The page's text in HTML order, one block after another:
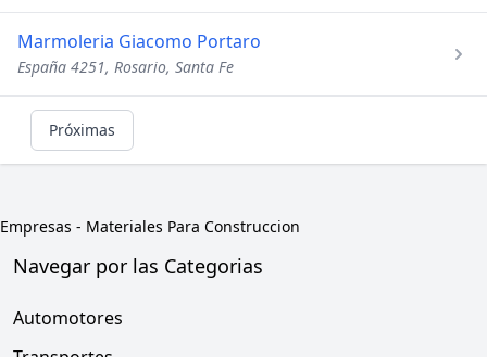
Marmoleria Giacomo Portaro
España 4251, Rosario, Santa Fe
Próximas
Empresas - Materiales Para Construccion
Navegar por las Categorias
Automotores